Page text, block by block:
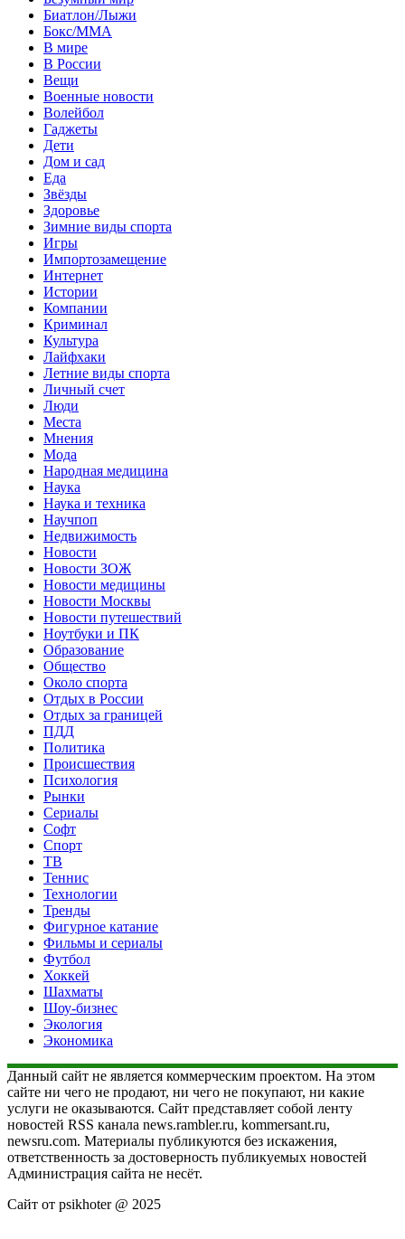
Биатлон/Лыжи
Бокс/MMA
В мире
В России
Вещи
Военные новости
Волейбол
Гаджеты
Дети
Дом и сад
Еда
Звёзды
Здоровье
Зимние виды спорта
Игры
Импортозамещение
Интернет
Истории
Компании
Криминал
Культура
Лайфхаки
Летние виды спорта
Личный счет
Люди
Места
Мнения
Мода
Народная медицина
Наука
Наука и техника
Научпоп
Недвижимость
Новости
Новости ЗОЖ
Новости медицины
Новости Москвы
Новости путешествий
Ноутбуки и ПК
Образование
Общество
Около спорта
Отдых в России
Отдых за границей
ПДД
Политика
Происшествия
Психология
Рынки
Сериалы
Софт
Спорт
ТВ
Теннис
Технологии
Тренды
Фигурное катание
Фильмы и сериалы
Футбол
Хоккей
Шахматы
Шоу-бизнес
Экология
Экономика
Данный сайт не является коммерческим проектом. На этом
сайте ни чего не продают, ни чего не покупают, ни какие
услуги не оказываются. Сайт представляет собой ленту
новостей RSS канала news.rambler.ru, kommersant.ru,
newsru.com. Материалы публикуются без искажения,
ответственность за достоверность публикуемых новостей
Администрация сайта не несёт.
Сайт от psikhoter @ 2025